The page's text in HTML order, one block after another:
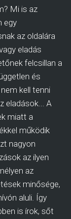
Mi is az
egy
az oldalára
eladás
felcsillan a
és
kell tenni
eladások... A
miatt a
működik
nagyon
az ilyen
az
minősége,
aluli. Így
is írok, sőt